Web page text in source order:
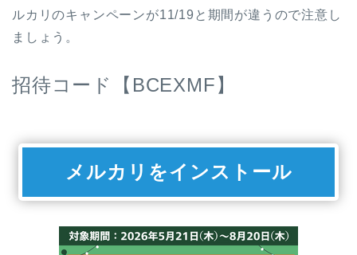
ルカリのキャンペーンが11/19と期間が違うので注意し
ましょう。
招待コード【BCEXMF】
メルカリをインストール